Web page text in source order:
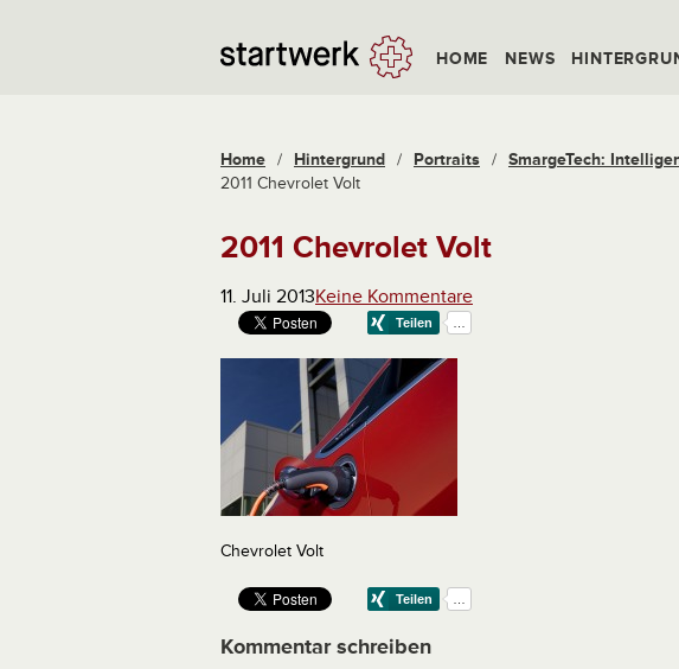
HOME NEWS
Home / Hintergrund / Portraits / SmargeTech:
2011 Chevrolet Volt
2011 Chevrolet Volt
11. Juli 2013Keine Kommentare
Chevrolet Volt
Kommentar schreiben